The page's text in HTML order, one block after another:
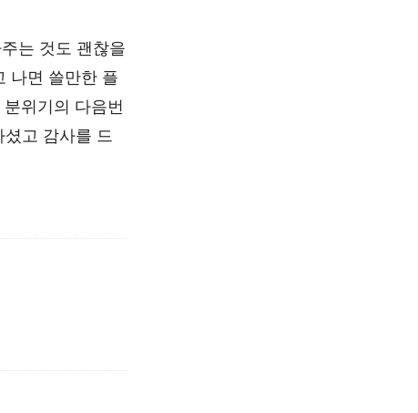
는 것도 괜찮을
면 쓸만한 플
위기의 다음번
고 감사를 드